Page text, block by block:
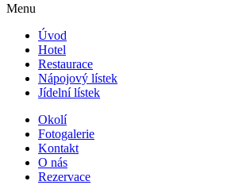
Menu
Úvod
Hotel
Restaurace
Nápojový lístek
Jídelní lístek
Okolí
Fotogalerie
Kontakt
O nás
Rezervace